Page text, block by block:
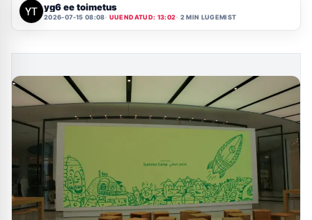
yg6 ee toimetus
2026-07-15 08:08 UUENDATUD: 13:02 2 MIN LUGEMIST